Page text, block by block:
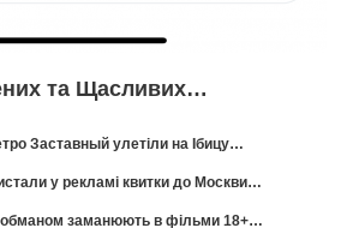
та Щасливих…
Заставный улетіли на Ібицу…
у рекламі квитки до Москви…
обманом заманюють в фільми 18+…